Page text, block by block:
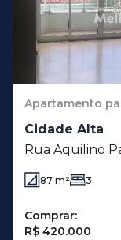
Apartamento
Cidade Alta
Rua Aquilino
Alta - Piracicaba
87 m² 3
Comprar:
R$ 420.000